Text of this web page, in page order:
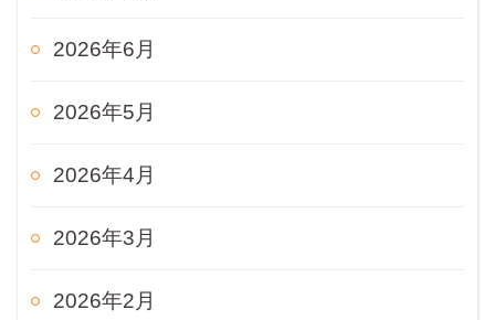
2026年6月
2026年5月
2026年4月
2026年3月
2026年2月